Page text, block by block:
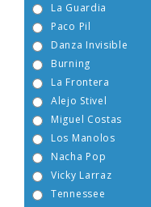
Burning
Alejo Stivel
Miguel Costas
Nacha Pop
Vicky Larraz